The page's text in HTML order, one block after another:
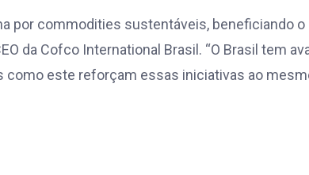
por commodities sustentáveis, beneficiando
da Cofco International Brasil. “O Brasil tem
este reforçam essas iniciativas ao